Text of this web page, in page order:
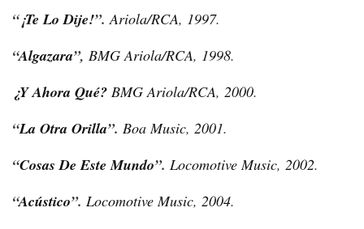
“¡Te Lo Dije!”.Ariola/RCA, 1997.
“Algazara”, BMG Ariola/RCA, 1998.
¿Y Ahora Qué? BMG Ariola/RCA, 2000.
“La Otra Orilla”. Boa Music, 2001.
“Cosas De Este Mundo”. Locomotive Music, 2002.
“Acústico”. Locomotive Music, 2004.